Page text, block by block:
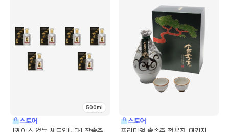
500ml
스토어
스토어